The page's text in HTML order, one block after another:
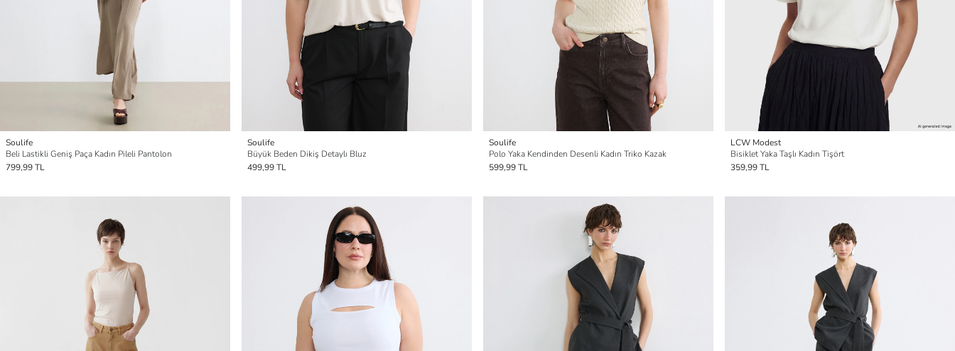
Soulife
Beli Lastikli Geniş Paça Kadın Pileli Pantolon
799,99 TL
Soulife
Büyük Beden Dikiş Detaylı Bluz
499,99 TL
Soulife
Polo Yaka Kendinden Desenli Kadın Triko Kazak
599,99 TL
LCW Modest
Bisiklet Yaka Taşlı Kadın Tişört
359,99 TL